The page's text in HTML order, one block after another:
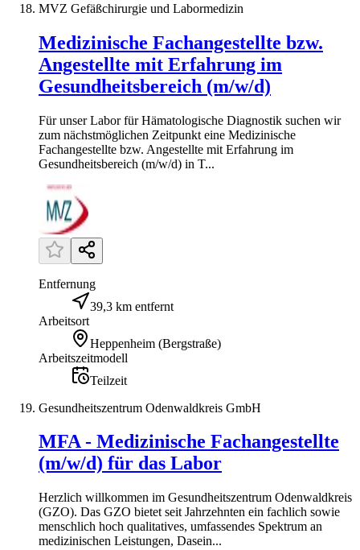
MVZ Gefäßchirurgie und Labormedizin
Medizinische Fachangestellte bzw.
Angestellte mit Erfahrung im
Gesundheitsbereich (m/w/d)
Für unser Labor für Hämatologische Diagnostik suchen wir
zum nächstmöglichen Zeitpunkt eine Medizinische
Fachangestellte bzw. Angestellte mit Erfahrung im
Gesundheitsbereich (m/w/d) in T...
Entfernung
39,3 km entfernt
Arbeitsort
Heppenheim (Bergstraße)
Arbeitszeitmodell
Teilzeit
Gesundheitszentrum Odenwaldkreis GmbH
MFA - Medizinische Fachangestellte
(m/w/d) für das Labor
Herzlich willkommen im Gesundheitszentrum Odenwaldkreis
(GZO). Das GZO bietet seit Jahrzehnten ein fachlich sowie
menschlich hoch qualitatives, umfassendes Spektrum an
medizinischen Leistungen, Dasein...